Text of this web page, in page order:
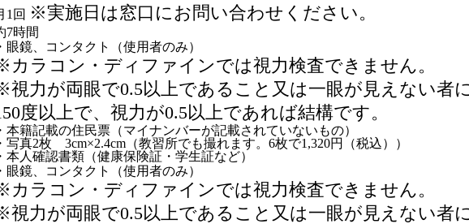
1回 ※実施日は窓口にお問い合わせください。
7時間
・眼鏡、コンタクト（使用者のみ）
カラコン・ディファインでは視力検査できません。
視力が両眼で0.5以上であること又は一眼が見えない者
度以上で、視力が0.5以上であれば結構です。
・本籍記載の住民票（マイナンバーが記載されていないもの）
・写真2枚 3cm×2.4cm（教習所でも撮れます。6枚で1,320円（税込））
・本人確認書類（健康保険証・学生証など）
・眼鏡、コンタクト（使用者のみ）
カラコン・ディファインでは視力検査できません。
視力が両眼で0.5以上であること又は一眼が見えない者